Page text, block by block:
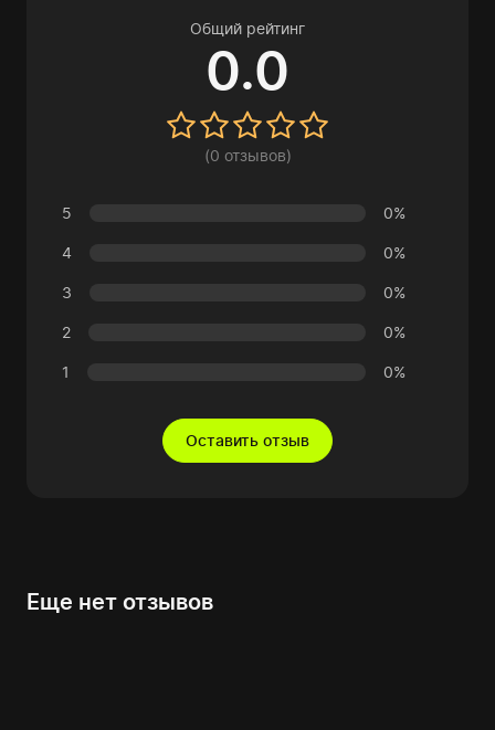
Общий рейтинг
0.0
(0 отзывов)
5 0%
4 0%
3 0%
2 0%
1 0%
Оставить отзыв
Еще нет отзывов